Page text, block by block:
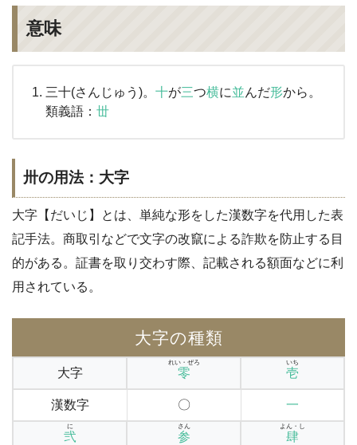
意味
三十(さんじゅう)。 十が三つ横に並んだ形から。
類義語： 丗
卅の用法：大字
大字【だいじ】とは、単純な形をした漢数字を代用した表
記手法。商取引などで文字の改竄による詐欺を防止する目
的がある。証書を取り交わす際、記載される額面などに利
用されている。
大字の種類
大字 零
れい・ぜろ
壱
いち
漢数字 〇 一
弐
に
参
さん
肆
よん・し